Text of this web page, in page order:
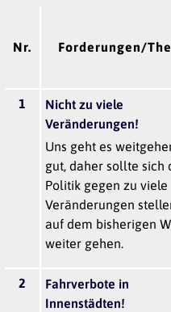
Nr. Forderungen/
1
Nicht zu viele
Veränderungen!
Uns geht es
gut, daher sollte sich
Politik gegen zu viele
Veränderungen
auf dem bisherigen
weiter gehen.
2
Fahrverbote in
Innenstädten!